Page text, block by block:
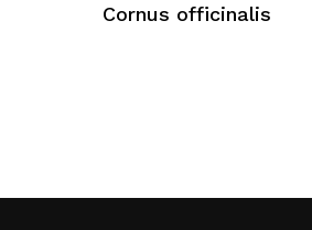
Cornus officinalis